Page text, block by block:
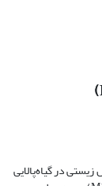
سرب یکی از مهم‌ترین آلاینده‎های محیطزیست به‌شمار می‎‌آید که جذب عناصر غذایی توسط گیاه را مختل می‎کند. تحقیق حاضر با هدف بررسی پتانسیل برخی عوامل ‎زیستی در گیاه‌‎پالایی